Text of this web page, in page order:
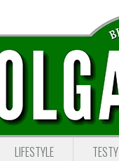
LIFESTYLE TESTY